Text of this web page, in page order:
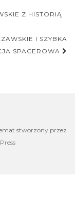
Z HISTORIĄ
I SZYBKA
SPACEROWA
stworzony przez